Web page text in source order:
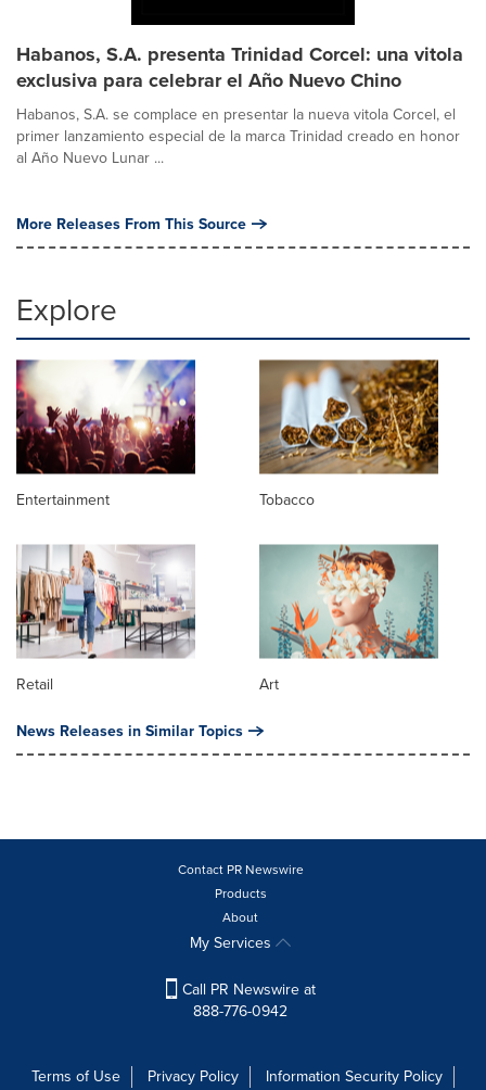
Habanos, S.A. presenta Trinidad Corcel: una vitola
exclusiva para celebrar el Año Nuevo Chino
Habanos, S.A. se complace en presentar la nueva vitola Corcel, el
primer lanzamiento especial de la marca Trinidad creado en honor
al Año Nuevo Lunar ...
More Releases From This Source
Explore
Entertainment Tobacco
Retail Art
News Releases in Similar Topics
Contact PR Newswire
Products
About
My Services
Call PR Newswire at
888-776-0942
Terms of Use Privacy Policy Information Security Policy